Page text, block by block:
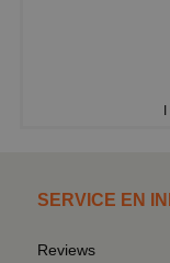
SERVICE EN
Reviews